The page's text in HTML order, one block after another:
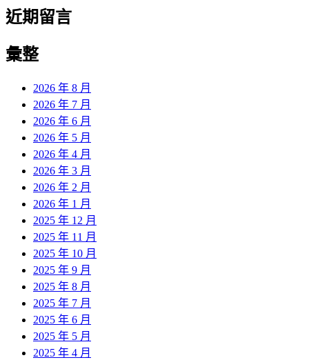
近期留言
彙整
2026 年 8 月
2026 年 7 月
2026 年 6 月
2026 年 5 月
2026 年 4 月
2026 年 3 月
2026 年 2 月
2026 年 1 月
2025 年 12 月
2025 年 11 月
2025 年 10 月
2025 年 9 月
2025 年 8 月
2025 年 7 月
2025 年 6 月
2025 年 5 月
2025 年 4 月